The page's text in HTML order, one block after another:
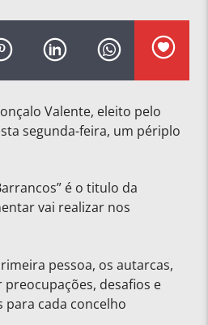
Valente, eleito pelo
segunda-feira, um périplo
é o titulo da
vai realizar nos
pessoa, os autarcas,
desafios e
cada concelho